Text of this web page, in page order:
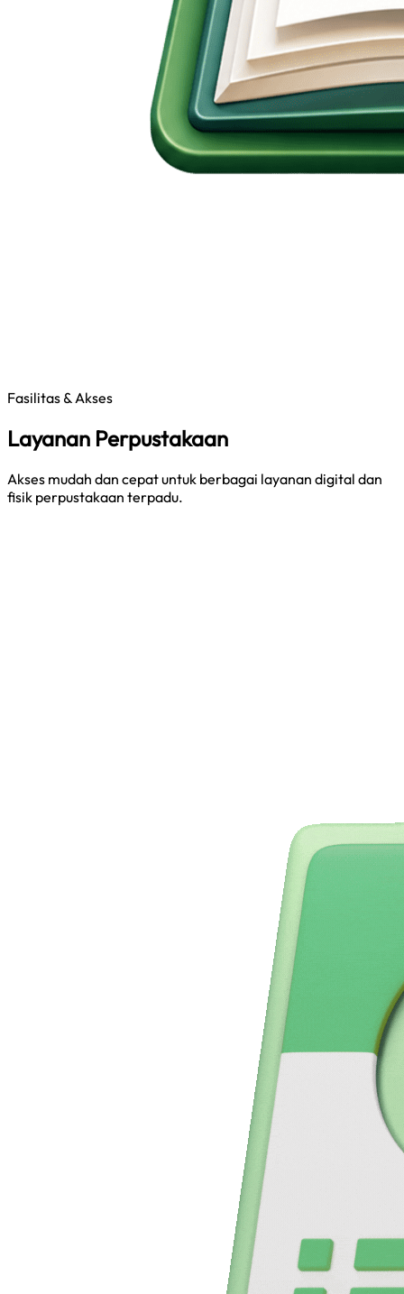
Fasilitas & Akses
Layanan Perpustakaan
Akses mudah dan cepat untuk berbagai layanan digital dan
fisik perpustakaan terpadu.